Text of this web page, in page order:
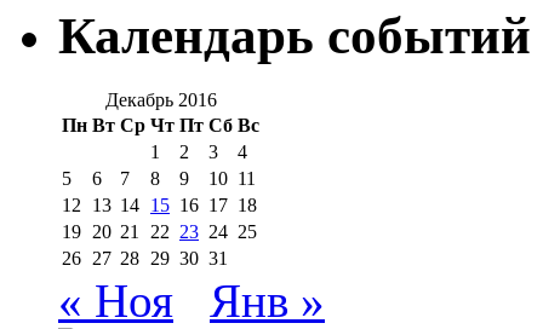
Календарь событий
Декабрь 2016
Пн Вт Ср Чт Пт Сб Вс
1
2 3
4
5
6 7 8 9 10 11
12
13 14 15 16 17 18
19 20 21 22 23 24 25
26 27 28 29 30 31
« Ноя Янв »